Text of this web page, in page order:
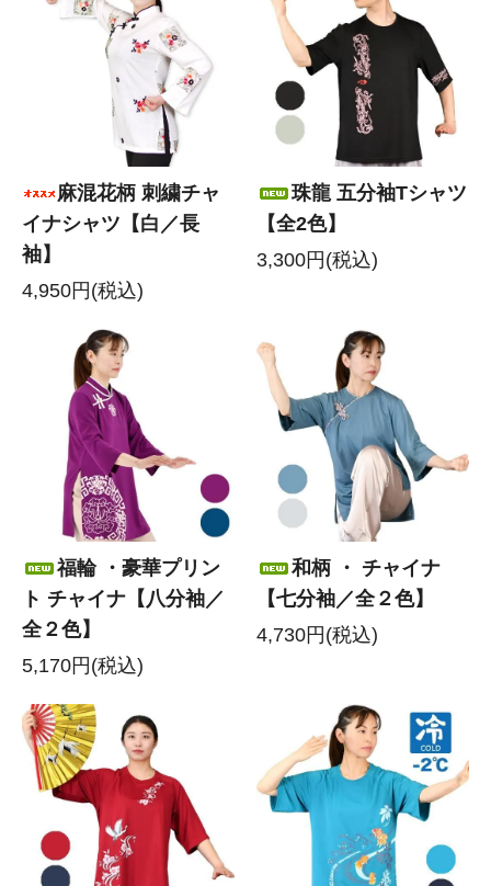
麻混花柄 刺繍チャ
イナシャツ【白／長
袖】
4,950円(税込)
珠龍 五分袖Tシャツ
【全2色】
3,300円(税込)
福輪 ・豪華プリン
ト チャイナ【八分袖／
全２色】
5,170円(税込)
和柄 ・ チャイナ
【七分袖／全２色】
4,730円(税込)